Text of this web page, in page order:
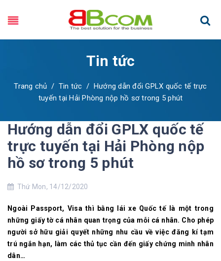
Tin tức
Trang chủ / Tin tức / Hướng dẫn đổi GPLX quốc tế trực
tuyến tại Hải Phòng nộp hồ sơ trong 5 phút
Hướng dẫn đổi GPLX quốc tế
trực tuyến tại Hải Phòng nộp
hồ sơ trong 5 phút
Thứ Mon, 14/12/2020
Ngoài Passport, Visa thì bằng lái xe Quốc tế là một trong
những giấy tờ cá nhân quan trọng của mỗi cá nhân. Cho phép
người sở hữu giải quyết những nhu cầu về việc đăng kí tạm
trú ngắn hạn, làm các thủ tục cần đến giấy chứng minh nhân
dân…